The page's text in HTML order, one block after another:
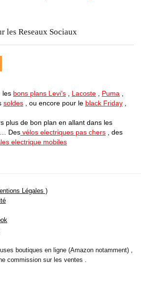
les Reseaux Sociaux
les bons plans Levi’s Lacoste Puma
soldes , ou encore pour le black Friday
plus de bon plan en allant dans les
… Des vélos electriques pas chers , des
electrique mobiles
Légales )
boutiques en ligne (Amazon notamment) ,
commission sur les ventes .